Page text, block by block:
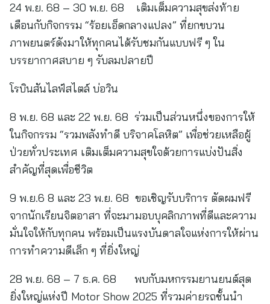
24 พ.ย. 68 – 30 พ.ย. 68 เติมเต็มความสุขส่งท้าย
เดือนกับกิจกรรม “ร้อยเอ็ดกลางแปลง” ที่ยกขบวน
ภาพยนตร์ดังมาให้ทุกคนได้รับชมกันแบบฟรี ๆ ใน
บรรยากาศสบาย ๆ รับลมปลายปี
โรบินสันไลฟ์สไตล์ บ่อวิน
8 พ.ย. 68 และ 22 พ.ย. 68 ร่วมเป็นส่วนหนึ่งของการให้
ในกิจกรรม “รวมพลังทำดี บริจาคโลหิต” เพื่อช่วยเหลือผู้
ป่วยทั่วประเทศ เติมเต็มความสุขใจด้วยการแบ่งปันสิ่ง
สำคัญที่สุดเพื่อชีวิต
9 พ.ย.6 8 และ 23 พ.ย. 68 ขอเชิญรับบริการ ตัดผมฟรี
จากนักเรียนจิตอาสา ที่จะมามอบบุคลิกภาพที่ดีและความ
มั่นใจให้กับทุกคน พร้อมเป็นแรงบันดาลใจแห่งการให้ผ่าน
การทำความดีเล็ก ๆ ที่ยิ่งใหญ่
28 พ.ย. 68 – 7 ธ.ค. 68 พบกับมหกรรมยานยนต์สุด
ยิ่งใหญ่แห่งปี Motor Show 2025 ที่รวมค่ายรถชั้นนำ